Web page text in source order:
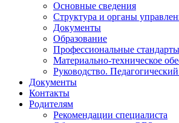
Основные сведения
Структура и органы
Документы
Образование
Профессиональные стандарты
Материально-техническое
Руководство. Педагогический
Документы
Контакты
Родителям
Рекомендации специалиста